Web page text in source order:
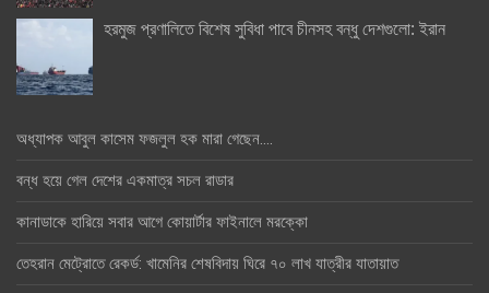
হরমুজ প্রণালিতে বিশেষ সুবিধা পাবে চীনসহ বন্ধু দেশগুলো: ইরান
অধ্যাপক আবুল কাসেম ফজলুল হক মারা গেছেন….
বন্ধ হয়ে গেল দেশের একমাত্র সচল রাডার
কানাডাকে হারিয়ে সবার আগে কোয়ার্টার ফাইনালে মরক্কো
তেহরান মেট্রোতে রেকর্ড: খামেনির শেষবিদায় ঘিরে ৭০ লাখ যাত্রীর যাতায়াত